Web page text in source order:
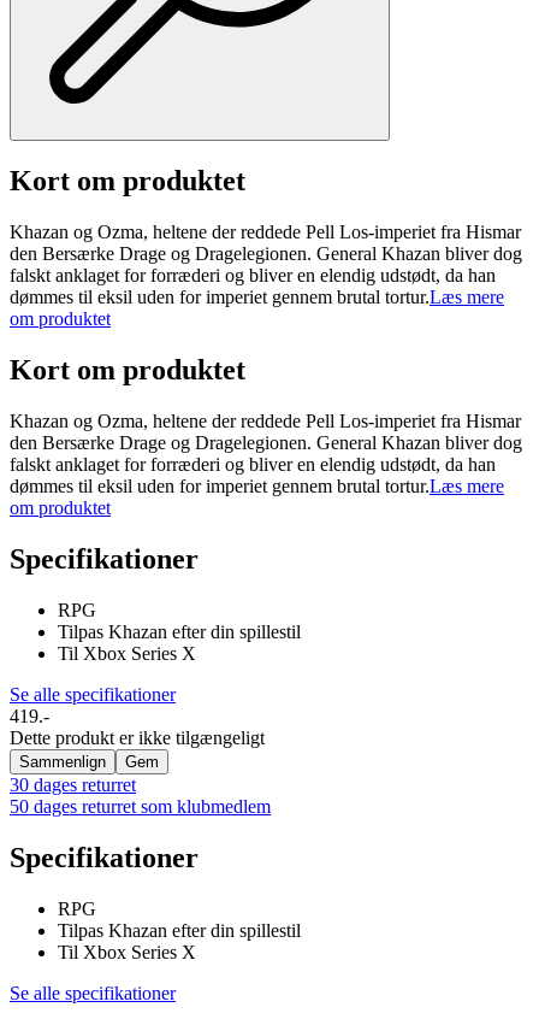
Kort om produktet
Khazan og Ozma, heltene der reddede Pell Los-imperiet fra Hismar
den Bersærke Drage og Dragelegionen. General Khazan bliver dog
falskt anklaget for forræderi og bliver en elendig udstødt, da han
dømmes til eksil uden for imperiet gennem brutal tortur.Læs mere
om produktet
Kort om produktet
Khazan og Ozma, heltene der reddede Pell Los-imperiet fra Hismar
den Bersærke Drage og Dragelegionen. General Khazan bliver dog
falskt anklaget for forræderi og bliver en elendig udstødt, da han
dømmes til eksil uden for imperiet gennem brutal tortur.Læs mere
om produktet
Specifikationer
RPG
Tilpas Khazan efter din spillestil
Til Xbox Series X
Se alle specifikationer
419.-
Dette produkt er ikke tilgængeligt
Sammenlign Gem
30 dages returret
50 dages returret som klubmedlem
Specifikationer
RPG
Tilpas Khazan efter din spillestil
Til Xbox Series X
Se alle specifikationer